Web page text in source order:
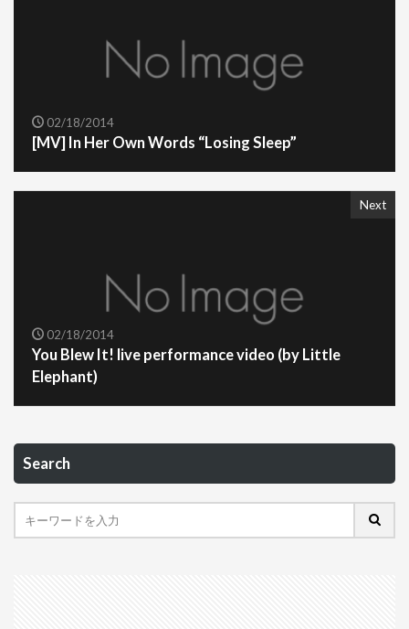
02/18/2014
[MV] In Her Own Words “Losing Sleep”
Next
02/18/2014
You Blew It! live performance video (by Little
Elephant)
Search